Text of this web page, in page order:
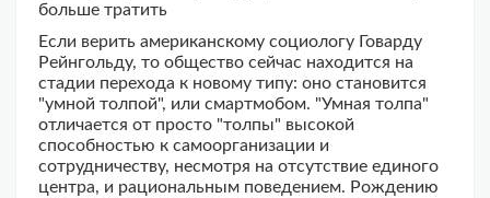
больше тратить
Если верить американскому социологу Говарду
Рейнгольду, то общество сейчас находится на
стадии перехода к новому типу: оно становится
"умной толпой", или смартмобом. "Умная толпа"
отличается от просто "толпы" высокой
способностью к самоорганизации и
сотрудничеству, несмотря на отсутствие единого
центра, и рациональным поведением. Рождению